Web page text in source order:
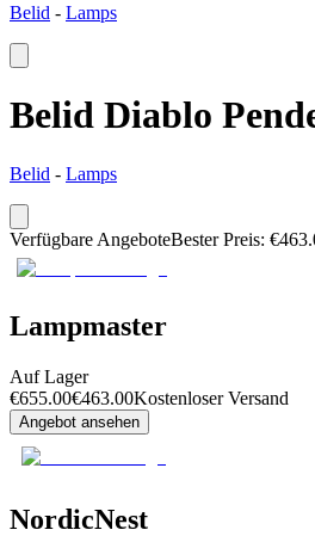
Belid - Lamps
Belid Diablo
Belid - Lamps
Verfügbare AngeboteBester Preis: €
Lampmaster
Auf Lager
€655.00€463.00Kostenloser Versand
Angebot ansehen
NordicNest